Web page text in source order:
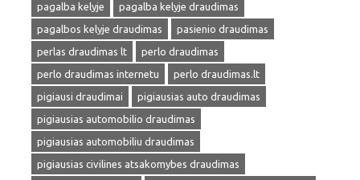
pagalba kelyje
pagalba kelyje draudimas
pagalbos kelyje draudimas
pasienio draudimas
perlas draudimas lt
perlo draudimas
perlo draudimas internetu
perlo draudimas.lt
pigiausi draudimai
pigiausias auto draudimas
pigiausias automobilio draudimas
pigiausias automobiliu draudimas
pigiausias civilines atsakomybes draudimas